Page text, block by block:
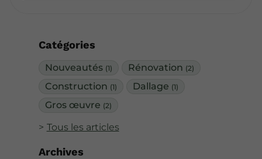
Catégories
Nouveautés (1) Rénovation (2)
Construction (1) Dallage (1)
Gros œuvre (2)
Tous les articles
Archives